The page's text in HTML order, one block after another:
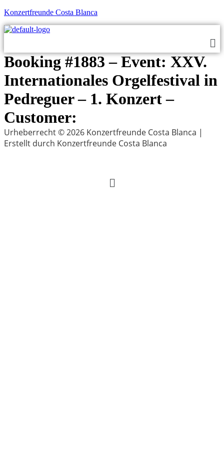
Konzertfreunde Costa Blanca
Booking #1883 – Event: XXV.
Internationales Orgelfestival in
Pedreguer – 1. Konzert –
Customer:
Urheberrecht © 2026 Konzertfreunde Costa Blanca |
Erstellt durch Konzertfreunde Costa Blanca
Menu